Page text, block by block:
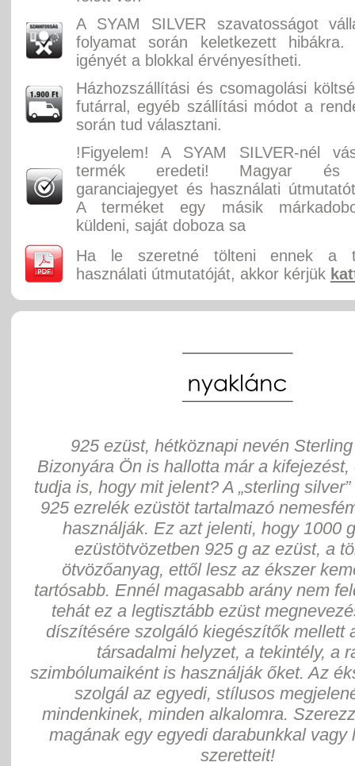
A SYAM SILVER szavatosságot
folyamat során keletkezett hibákra.
igényét a blokkal érvényesítheti.
Házhozszállítási és csomagolási
futárral, egyéb szállítási módot a
során tud választani.
!Figyelem! A SYAM SILVER-nél
termék eredeti! Magyar és
garanciajegyet és használati
A terméket egy másik
küldeni, saját doboza sa
Ha le szeretné tölteni ennek a
használati útmutatóját, akkor kérjük
925 ezüst, hétköznapi nevén
Bizonyára Ön is hallotta már a kifejezést,
tudja is, hogy mit jelent? A „sterling
925 ezrelék ezüstöt tartalmazó
használják. Ez azt jelenti, hogy 1000
ezüstötvözetben 925 g az ezüst, a
ötvözőanyag, ettől lesz az ékszer
tartósabb. Ennél magasabb arány nem
tehát ez a legtisztább ezüst
díszítésére szolgáló kiegészítők mellett
társadalmi helyzet, a tekintély, a
szimbólumaiként is használják őket. Az
szolgál az egyedi, stílusos
mindenkinek, minden alkalomra.
magának egy egyedi darabunkkal vagy
szeretteit!